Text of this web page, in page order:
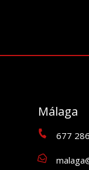
Málaga
677